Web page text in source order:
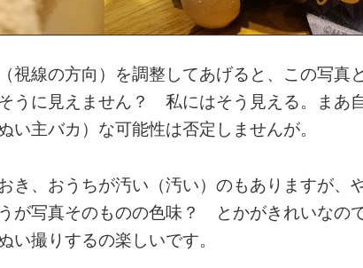
視線の方向）を調整してあげると、この写真
うに見えません？ 私にはそう見える。まあ
い主バカ）な可能性は否定しませんが。
き、おうちが汚い（汚い）のもありますが、
が写真そのものの色味？ とかがきれいなの
い撮りするの楽しいです。